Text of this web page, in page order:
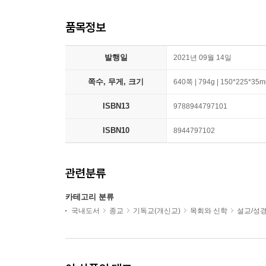
품목정보
발행일 2021년 09월 14일
쪽수, 무게, 크기 640쪽 | 794g |
ISBN13 9788944797101
ISBN10 8944797102
관련분류
카테고리 분류
국내도서 종교 기독교(개신교) 목회와 신학 설교/성